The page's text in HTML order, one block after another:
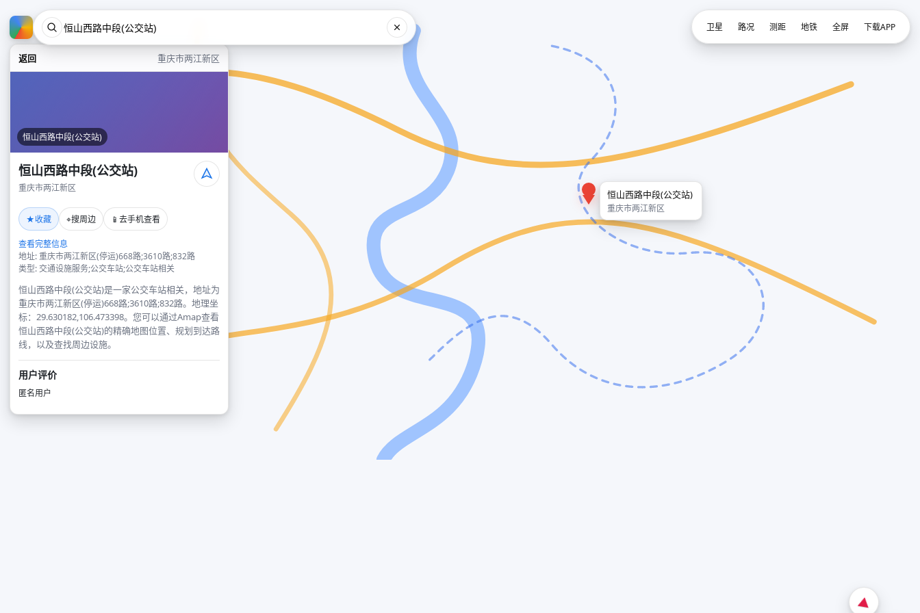
返回 重庆市两江新区
恒山西路中段(公交站)
恒山西路中段(公交站)
重庆市两江新区
★收藏 ⌖搜周边 📱 去手机查看
查看完整信息
地址: 重庆市两江新区(停运)668路;3610路;832路
类型: 交通设施服务;公交车站;公交车站相关
恒山西路中段(公交站)是一家公交车站相关，地址为
重庆市两江新区(停运)668路;3610路;832路。地理坐
标：29.630182,106.473398。您可以通过Amap查看
恒山西路中段(公交站)的精确地图位置、规划到达路
线，以及查找周边设施。
用户评价
匿名用户
恒山西路中段(公交站)
重庆市两江新区
卫星 路况 测距 地铁 全屏 下载APP